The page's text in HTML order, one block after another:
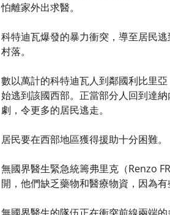
怕離家外出求醫。
科特迪瓦爆發的暴力衝突，導至居民
村落。
數以萬計的科特迪瓦人到鄰國利比里
始逃到該國西部。正當部分人回到達
劇，令更多的居民逃走。
居民要在西部地區獲得援助十分困難。
無國界醫生緊急統籌弗里克（Renzo
開，他們缺乏藥物和醫療物資，因為有